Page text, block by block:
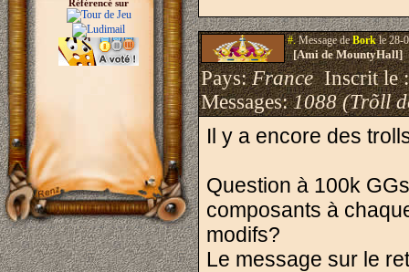
Référencé sur
#.Message deBorkle 28-
[Ami de MountyHall]
Pays:FranceInscrit le
Messages:1088 (Trõll
Il y a encore des
Question à 100k
composants à
modifs?
Le message sur le